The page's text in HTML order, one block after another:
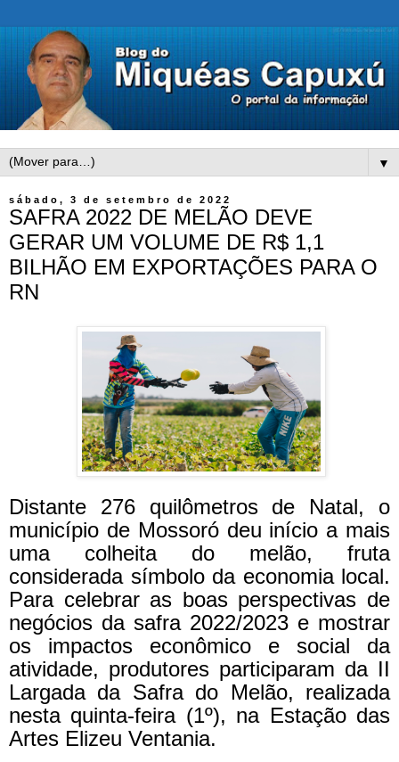
▼
sábado, 3 de setembro de 2022
SAFRA 2022 DE MELÃO DEVE
GERAR UM VOLUME DE R$ 1,1
BILHÃO EM EXPORTAÇÕES PARA O
RN
Distante 276 quilômetros de Natal, o
município de Mossoró deu início a mais
uma colheita do melão, fruta
considerada símbolo da economia local.
Para celebrar as boas perspectivas de
negócios da safra 2022/2023 e mostrar
os impactos econômico e social da
atividade, produtores participaram da II
Largada da Safra do Melão, realizada
nesta quinta-feira (1º), na Estação das
Artes Elizeu Ventania.